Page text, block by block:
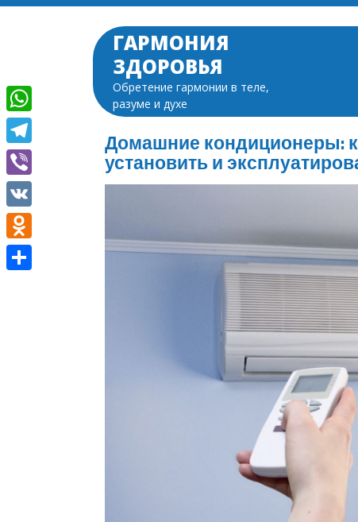
Перейти
ГАРМОНИЯ
ЗДОРОВЬЯ
Обретение гармонии в теле,
разуме и духе
Домашние кондиционеры:
установить и
WhatsApp
Telegram
Viber
VK
Odnoklassniki